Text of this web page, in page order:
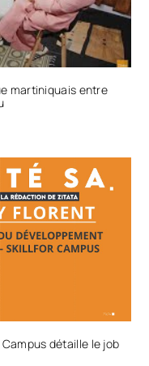
martiniquais entre
Campus détaille le job